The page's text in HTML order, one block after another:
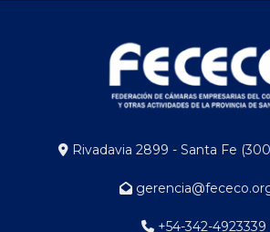
Rivadavia 2899 - Santa Fe
+54-342-4923339